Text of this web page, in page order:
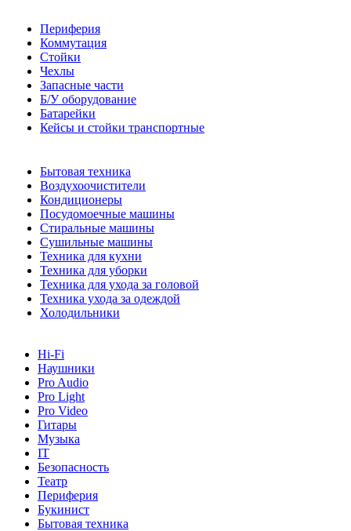
Периферия
Коммутация
Стойки
Чехлы
Запасные части
Б/У оборудование
Батарейки
Кейсы и стойки транспортные
Бытовая техника
Воздухоочистители
Кондиционеры
Посудомоечные машины
Стиральные машины
Сушильные машины
Техника для кухни
Техника для уборки
Техника для ухода за головой
Техника ухода за одеждой
Холодильники
Hi-Fi
Наушники
Pro Audio
Pro Light
Pro Video
Гитары
Музыка
IT
Безопасность
Театр
Периферия
Букинист
Бытовая техника